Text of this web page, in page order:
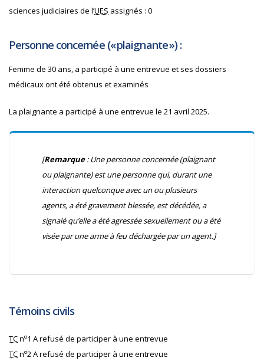
sciences judiciaires de l’UES assignés : 0
Personne concernée (« plaignante ») :
Femme de 30 ans, a participé à une entrevue et ses dossiers
médicaux ont été obtenus et examinés
La plaignante a participé à une entrevue le 21 avril 2025.
[Remarque: Une personne concernée (plaignant
ou plaignante) est une personne qui, durant une
interaction quelconque avec un ou plusieurs
agents, a été gravement blessée, est décédée, a
signalé qu’elle a été agressée sexuellement ou a été
visée par une arme à feu déchargée par un agent.]
Témoins civils
TCno1 A refusé de participer à une entrevue
TCno2 A refusé de participer à une entrevue